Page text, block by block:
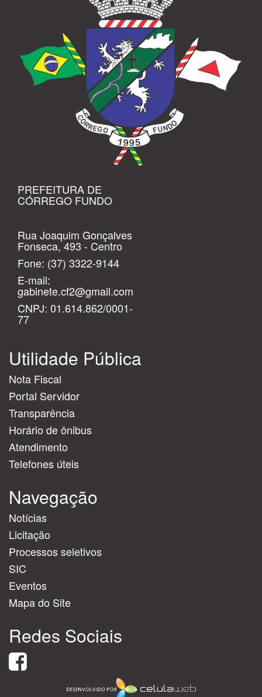
PREFEITURA DE
CÓRREGO FUNDO
Rua Joaquim Gonçalves
Fonseca, 493 - Centro
Fone: (37) 3322-9144
E-mail:
gabinete.cf2@gmail.com
CNPJ: 01.614.862/0001-
77
Utilidade Pública
Nota Fiscal
Portal Servidor
Transparência
Horário de ônibus
Atendimento
Telefones úteis
Navegação
Notícias
Licitação
Processos seletivos
SIC
Eventos
Mapa do Site
Redes Sociais